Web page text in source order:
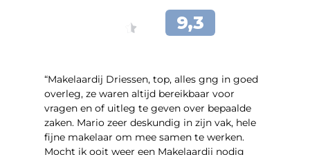
“Makelaardij Driessen, top, alles gng in goed
overleg, ze waren altijd bereikbaar voor
vragen en of uitleg te geven over bepaalde
zaken. Mario zeer deskundig in zijn vak, hele
fijne makelaar om mee samen te werken.
Mocht ik ooit weer een Makelaardij nodig